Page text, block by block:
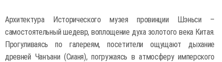
Архитектура Исторического музея провинции Шэньси –
самостоятельный шедевр, воплощение духа золотого века Китая.
Прогуливаясь по галереям, посетители ощущают дыхание
древней Чанъани (Сианя), погружаясь в атмосферу имперского